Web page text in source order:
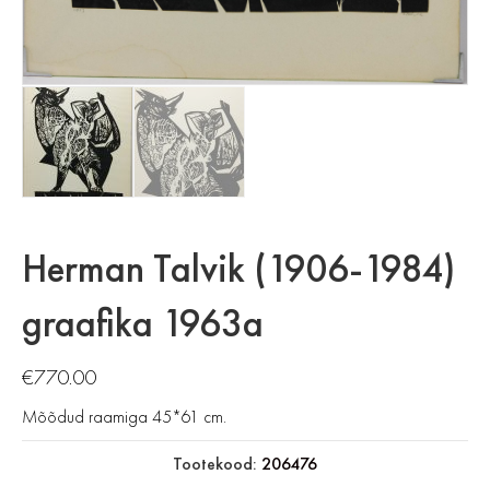
Herman Talvik (1906-1984)
graafika 1963a
€770.00
Mõõdud raamiga 45*61 cm.
Tootekood: 206476